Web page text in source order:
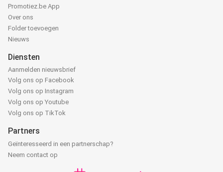
Promotiez.be App
Over ons
Folder toevoegen
Nieuws
Diensten
Aanmelden nieuwsbrief
Volg ons op Facebook
Volg ons op Instagram
Volg ons op Youtube
Volg ons op TikTok
Partners
Geïnteresseerd in een partnerschap?
Neem contact op